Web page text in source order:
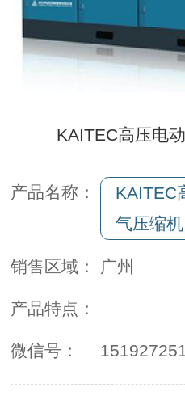
KAITEC高压电
产品名称：
KAITEC
气压缩机
销售区域： 广州
产品特点：
微信号：